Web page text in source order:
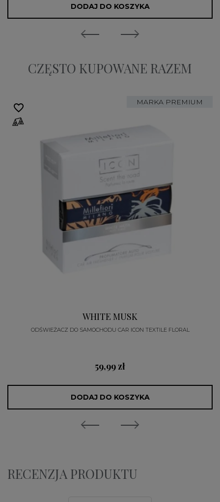
DODAJ DO KOSZYKA
CZĘSTO KUPOWANE RAZEM
MARKA PREMIUM
WHITE MUSK
ODŚWIEŻACZ DO SAMOCHODU CAR ICON TEXTILE FLORAL
59,99 zł
DODAJ DO KOSZYKA
favorite_border
RECENZJA PRODUKTU